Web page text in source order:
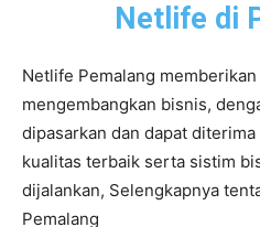
Netlife di
Netlife Pemalang
mengembangkan bisnis,
dipasarkan dan dapat
kualitas terbaik serta sistim
dijalankan, Selengkapnya
Pemalang